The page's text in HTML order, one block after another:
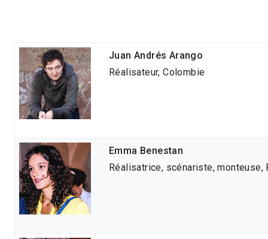
Juan Andrés Arango
Réalisateur, Colombie
Emma Benestan
Réalisatrice, scénariste, monteuse,